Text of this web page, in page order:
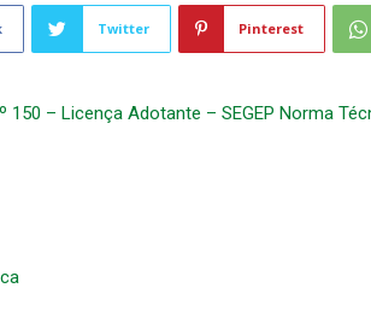
Twitter Pinterest
150 – Licença Adotante – SEGEP Norma